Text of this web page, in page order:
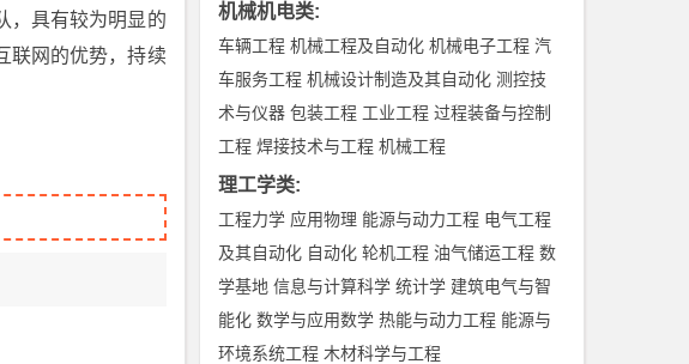
，具有较为明显的
联网的优势，持续
机械机电类:
车辆工程 机械工程及自动化 机械电子工程 汽
车服务工程 机械设计制造及其自动化 测控技
术与仪器 包装工程 工业工程 过程装备与控制
工程 焊接技术与工程 机械工程
理工学类:
工程力学 应用物理 能源与动力工程 电气工程
及其自动化 自动化 轮机工程 油气储运工程 数
学基地 信息与计算科学 统计学 建筑电气与智
能化 数学与应用数学 热能与动力工程 能源与
环境系统工程 木材科学与工程